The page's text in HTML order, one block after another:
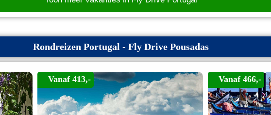
Rondreizen Portugal - Fly Drive Pousadas
Vanaf 413,- Vanaf 466,-